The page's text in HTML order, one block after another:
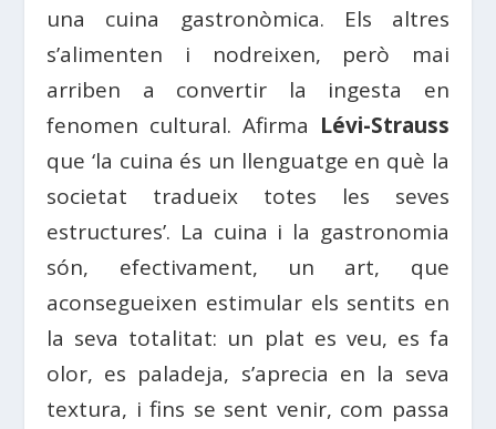
una cuina gastronòmica. Els altres
s’alimenten i nodreixen, però mai
arriben a convertir la ingesta en
fenomen cultural. Afirma Lévi-Strauss
que ‘la cuina és un llenguatge en què la
societat tradueix totes les seves
estructures’. La cuina i la gastronomia
són, efectivament, un art, que
aconsegueixen estimular els sentits en
la seva totalitat: un plat es veu, es fa
olor, es paladeja, s’aprecia en la seva
textura, i fins se sent venir, com passa